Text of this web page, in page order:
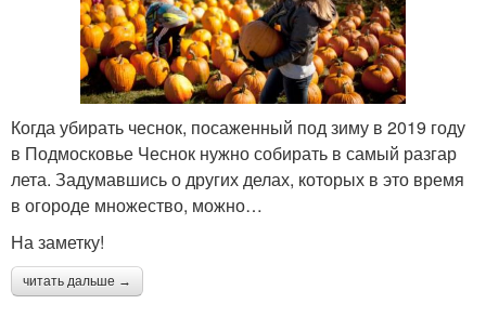
Когда убирать чеснок, посаженный под зиму в 2019 году
в Подмосковье Чеснок нужно собирать в самый разгар
лета. Задумавшись о других делах, которых в это время
в огороде множество, можно…
На заметку!
читать дальше →